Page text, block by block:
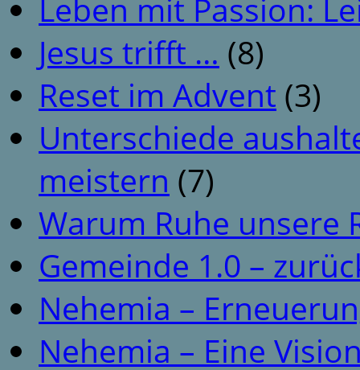
Leben mit Passion:
Jesus trifft … (8)
Reset im Advent (3)
Unterschiede
meistern (7)
Warum Ruhe unsere
Gemeinde 1.0 –
Nehemia –
Nehemia – Eine